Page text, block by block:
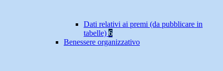
Dati relativi ai premi (da pubblicare in
tabelle) 6
Benessere organizzativo